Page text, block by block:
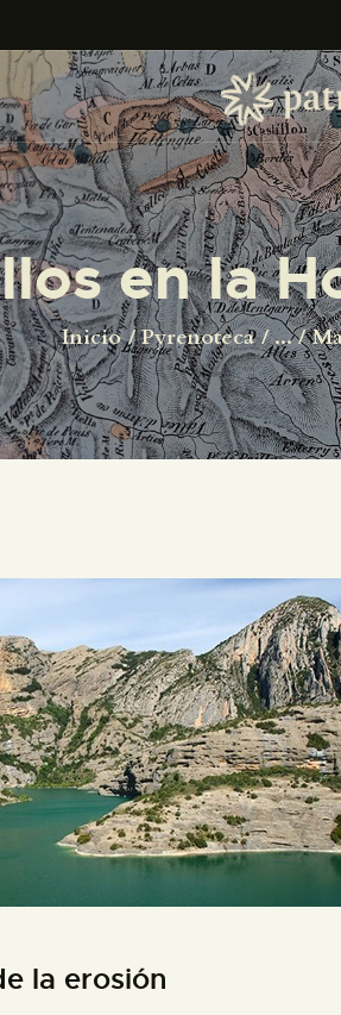
en la
Inicio Pyrenoteca ...
PROYECTOS
LA RED
CONTACTO
la erosión